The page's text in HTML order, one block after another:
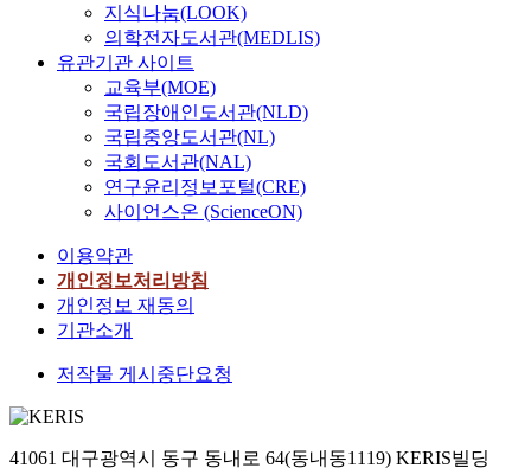
지식나눔(LOOK)
의학전자도서관(MEDLIS)
유관기관 사이트
교육부(MOE)
국립장애인도서관(NLD)
국립중앙도서관(NL)
국회도서관(NAL)
연구윤리정보포털(CRE)
사이언스온 (ScienceON)
이용약관
개인정보처리방침
개인정보 재동의
기관소개
저작물 게시중단요청
41061 대구광역시 동구 동내로 64(동내동1119) KERIS빌딩